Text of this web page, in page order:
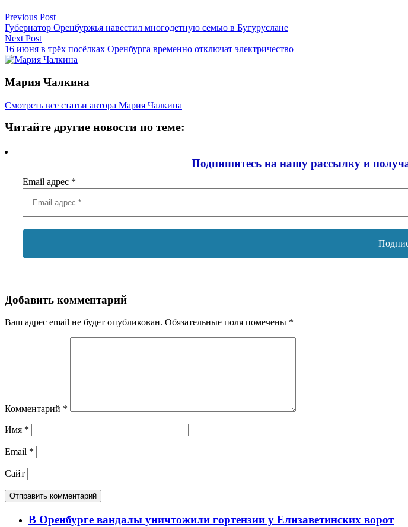
Previous Post
Губернатор Оренбуржья навестил многодетную семью в Бугуруслане
Next Post
16 июня в трёх посёлках Оренбурга временно отключат электричество
Мария Чалкина
Смотреть все статьи автора Мария Чалкина
Читайте другие новости по теме:
Подпишитесь на нашу рассылку и
Email адрес *
Добавить комментарий
Ваш адрес email не будет опубликован. Обязательные поля помечены *
Комментарий *
Имя *
Email *
Сайт
В Оренбурге вандалы уничтожили гортензии у Елизаветинских ворот